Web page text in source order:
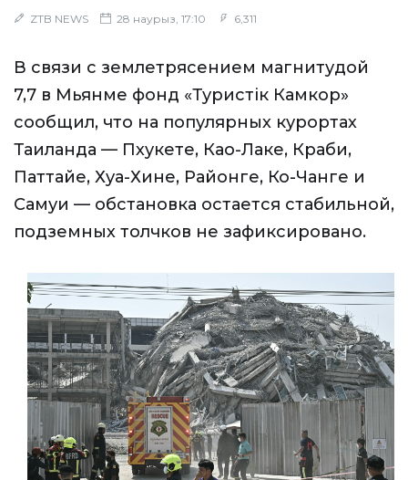
ZTB NEWS 28 наурыз, 17:10 6,311
В связи с землетрясением магнитудой
7,7 в Мьянме фонд «Туристiк Камкор»
сообщил, что на популярных курортах
Таиланда — Пхукете, Као-Лаке, Краби,
Паттайе, Хуа-Хине, Районге, Ко-Чанге и
Самуи — обстановка остается стабильной,
подземных толчков не зафиксировано.